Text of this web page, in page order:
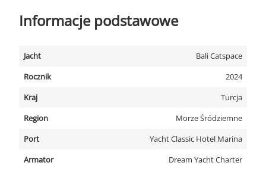
Informacje podstawowe
Jacht
Bali Catspace
Rocznik
2024
Kraj
Turcja
Region
Morze Śródziemne
Port
Yacht Classic Hotel Marina
Armator
Dream Yacht Charter